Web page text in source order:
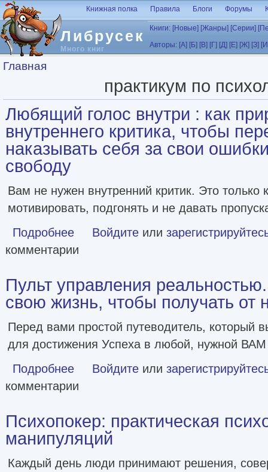
Перейти к основному содержанию
Либрусек
Много книг
Книжная полка Правила Блоги Форумы
Книги: [Новые] [Жанры] [Серии]
Авторы: [А] [Б] [В] [Г] [Д] [Е] [Ж] [З]
Вы здесь
Главная
практикум по
Любящий голос внутри : как
внутреннего критика, чтобы
наказывать себя за свои
свободу
Вам не нужен внутренний критик. Это только
мотивировать, подгонять и не давать
Подробнее о Любящий голос внутри : как приручить внутреннего
Войдите или
комментарии
Пульт управления
свою жизнь, чтобы получать от
Перед вами простой путеводитель, который
для достижения Успеха в любой, нужной
Подробнее о Пульт управления реальностью. Как исправить свою
Войдите или
комментарии
Психопокер: практическая
манипуляций
Каждый день люди принимают решения,